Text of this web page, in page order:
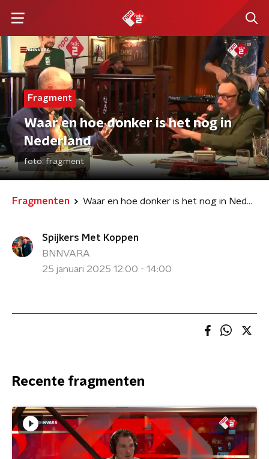
Fragment
Waar en hoe donker is het nog in
Nederland
foto: fragment
Fragmenten Waar en hoe donker is het nog in Nederland
Spijkers Met Koppen
BNNVARA
25 januari 2025 12:00 - 14:00
Recente fragmenten